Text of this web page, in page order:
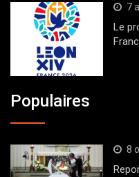
7
Le
Populaires
8